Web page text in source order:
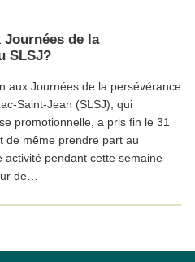
de la
SLSJ?
aux Journées de la persévérance
Saint-Jean (SLSJ), qui
promotionnelle, a pris fin le 31
de même prendre part au
activité pendant cette semaine
de…